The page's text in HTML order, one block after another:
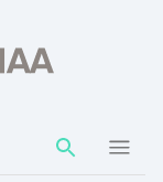
Darbības
elementi